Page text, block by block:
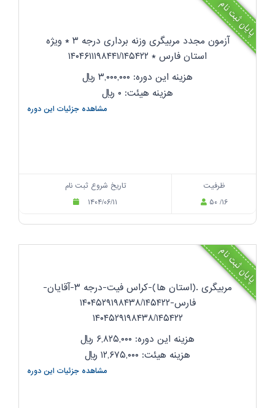
پایان ثبت نام
آزمون مجدد مربیگری وزنه برداری درجه ۳ * ویژه
استان فارس * ۱۴۰۴۶۱۱۱۹۸۴۴۱/۱۴۵۴۲۲
هزینه این دوره: ۳,۰۰۰,۰۰۰
ریال
هزینه هیئت: ۰
ریال
مشاهده جزئیات این دوره
تاریخ شروع ثبت نام
۱۴۰۴/۰۶/۱۱
ظرفیت
۵۰ /۱۶
پایان ثبت نام
مربیگری .(استان ها)-کراس فیت-درجه ۳-آقایان-
فارس-۱۴۰۴۵۲۹۱۹۸۴۳۸/۱۴۵۴۲۲
۱۴۰۴۵۲۹۱۹۸۴۳۸/۱۴۵۴۲۲
هزینه این دوره: ۶,۸۲۵,۰۰۰
ریال
هزینه هیئت: ۱۲,۶۷۵,۰۰۰
ریال
مشاهده جزئیات این دوره